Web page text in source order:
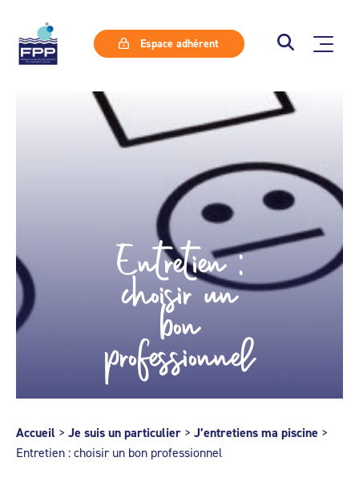
Espace adhérent
Entretien :
choisir un
bon
professionnel
Accueil > Je suis un particulier > J’entretiens ma piscine >
Entretien : choisir un bon professionnel